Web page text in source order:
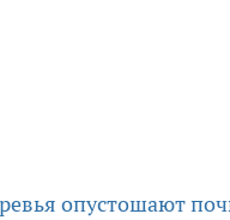
опустошают